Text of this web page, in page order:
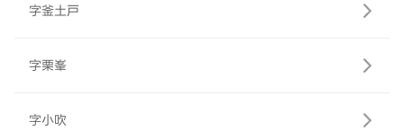
字釜土戸
字栗峯
字小吹